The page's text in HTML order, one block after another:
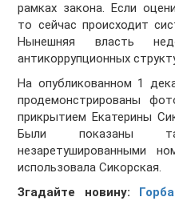
рамках закона. Если
то сейчас происходит
Нынешняя власть
антикоррупционных
На опубликованном 1
продемонстрированы
прикрытием Екатерины
Были показаны
незаретушированными
использовала Сикорская.
Згадайте новину: